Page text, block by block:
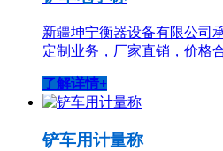
新疆坤宁衡器设备有限公司
定制业务，厂家直销，价格
了解详情+
铲车用计量称